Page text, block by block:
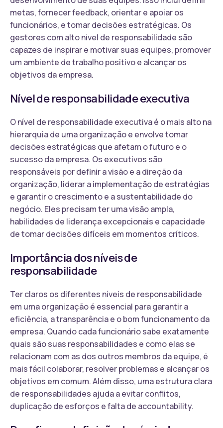
metas, fornecer feedback, orientar e apoiar os
funcionários, e tomar decisões estratégicas. Os
gestores com alto nível de responsabilidade são
capazes de inspirar e motivar suas equipes, promover
um ambiente de trabalho positivo e alcançar os
objetivos da empresa.
Nível de responsabilidade executiva
O nível de responsabilidade executiva é o mais alto na
hierarquia de uma organização e envolve tomar
decisões estratégicas que afetam o futuro e o
sucesso da empresa. Os executivos são
responsáveis por definir a visão e a direção da
organização, liderar a implementação de estratégias
e garantir o crescimento e a sustentabilidade do
negócio. Eles precisam ter uma visão ampla,
habilidades de liderança excepcionais e capacidade
de tomar decisões difíceis em momentos críticos.
Importância dos níveis de
responsabilidade
Ter claros os diferentes níveis de responsabilidade
em uma organização é essencial para garantir a
eficiência, a transparência e o bom funcionamento da
empresa. Quando cada funcionário sabe exatamente
quais são suas responsabilidades e como elas se
relacionam com as dos outros membros da equipe, é
mais fácil colaborar, resolver problemas e alcançar os
objetivos em comum. Além disso, uma estrutura clara
de responsabilidades ajuda a evitar conflitos,
duplicação de esforços e falta de accountability.